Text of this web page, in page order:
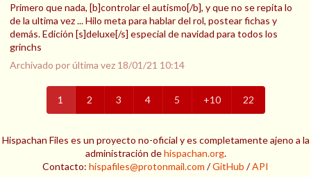
Primero que nada, [b]controlar el autismo[/b], y que no se repita lo
de la ultima vez ... Hilo meta para hablar del rol, postear fichas y
demás. Edición [s]deluxe[/s] especial de navidad para todos los
grinchs
Archivado por última vez 18/01/21 10:14
1 2 3 4 5 +10 22
Hispachan Files es un proyecto no-oficial y es completamente ajeno a la
administración dehispachan.org.
Contacto: hispafiles@protonmail.com /GitHub /API